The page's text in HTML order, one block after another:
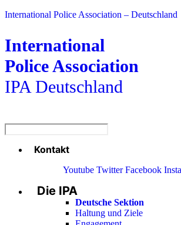
International Police Association – Deutschland
International
Police Association
IPA Deutschland
Menü Kontakt
Youtube Twitter Facebook
Menu
Die IPA
Deutsche Sektion
Haltung und Ziele